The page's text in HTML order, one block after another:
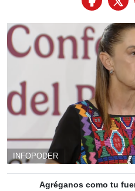
INFOPODER
Agréganos como tu